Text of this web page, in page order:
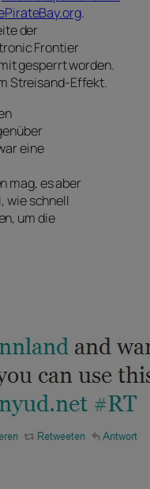
.
der
Frontier
gesperrt worden.
Streisand-Effekt.
eine
mag, es aber
wie schnell
um die